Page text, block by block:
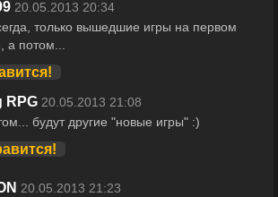
20.05.2013 20:34
только вышедшие игры на первом
а потом...
RPG 20.05.2013 21:08
будут другие "новые игры" :)
20.05.2013 21:23